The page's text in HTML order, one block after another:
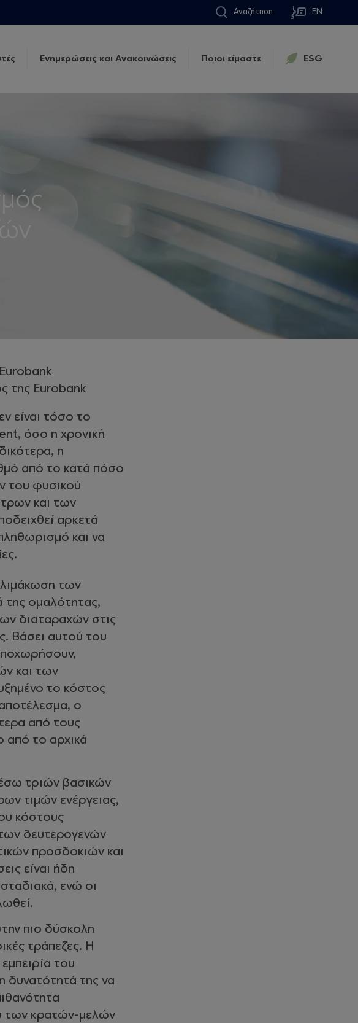
Αναζήτηση EN
Ενημερώσεις και Ανακοινώσεις Ποιοι είμαστε ESG
της Eurobank
είναι τόσο το
όσο η χρονική
η
από το κατά πόσο
του φυσικού
και των
αρκετά
και να
των
ομαλότητας,
διαταραχών στις
Βάσει αυτού του
και των
το κόστος
ο
από τους
από το αρχικά
τριών βασικών
τιμών ενέργειας,
κόστους
των δευτερογενών
προσδοκιών και
είναι ήδη
ενώ οι
πιο δύσκολη
τράπεζες. Η
του
δυνατότητά της να
των κρατών-μελών